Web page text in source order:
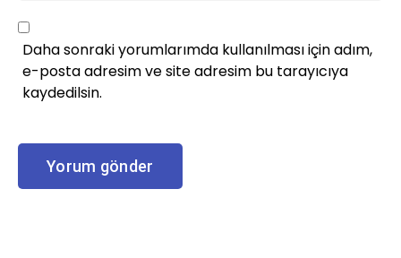
Daha sonraki yorumlarımda kullanılması için adım,
e-posta adresim ve site adresim bu tarayıcıya
kaydedilsin.